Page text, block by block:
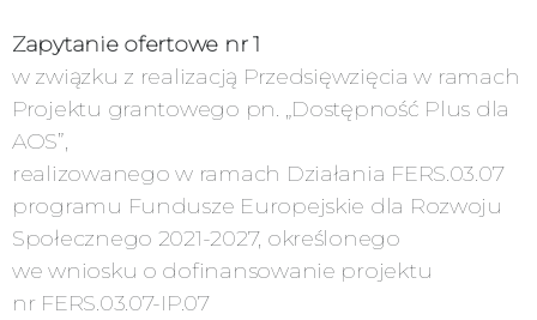
Zapytanie ofertowe nr 1
w związku z realizacją Przedsięwzięcia w ramach
Projektu grantowego pn. „Dostępność Plus dla
AOS”,
realizowanego w ramach Działania FERS.03.07
programu Fundusze Europejskie dla Rozwoju
Społecznego 2021-2027, określonego
we wniosku o dofinansowanie projektu
nr FERS.03.07-IP.07